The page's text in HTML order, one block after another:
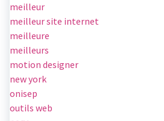
meilleur
meilleur site internet
meilleure
meilleurs
motion designer
new york
onisep
outils web